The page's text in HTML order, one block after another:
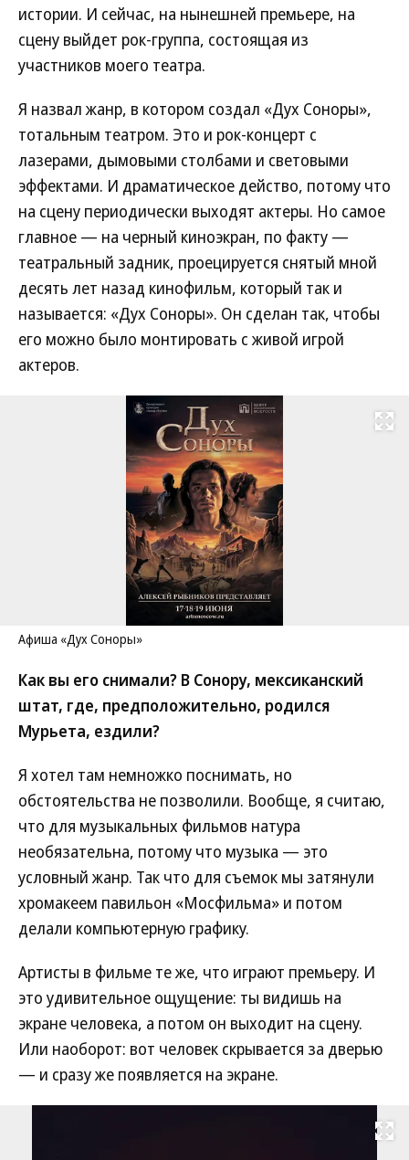
истории. И сейчас, на нынешней премьере, на
сцену выйдет рок-группа, состоящая из
участников моего театра.
Я назвал жанр, в котором создал «Дух Соноры»,
тотальным театром. Это и рок-концерт с
лазерами, дымовыми столбами и световыми
эффектами. И драматическое действо, потому что
на сцену периодически выходят актеры. Но самое
главное — на черный киноэкран, по факту —
театральный задник, проецируется снятый мной
десять лет назад кинофильм, который так и
называется: «Дух Соноры». Он сделан так, чтобы
его можно было монтировать с живой игрой
актеров.
Развернуть
Афиша «Дух Соноры»
Как вы его снимали? В Сонору, мексиканский
штат, где, предположительно, родился
Мурьета, ездили?
Я хотел там немножко поснимать, но
обстоятельства не позволили. Вообще, я считаю,
что для музыкальных фильмов натура
необязательна, потому что музыка — это
условный жанр. Так что для съемок мы затянули
хромакеем павильон «Мосфильма» и потом
делали компьютерную графику.
Артисты в фильме те же, что играют премьеру. И
это удивительное ощущение: ты видишь на
экране человека, а потом он выходит на сцену.
Или наоборот: вот человек скрывается за дверью
— и сразу же появляется на экране.
Развернуть